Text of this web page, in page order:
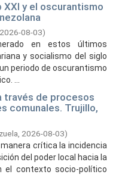
y el oscurantismo
2026-08-03)
en estos últimos
y socialismo del siglo
periodo de oscurantismo
...
través de procesos
comunales. Trujillo,
2026-08-03)
crítica la incidencia
del poder local hacia la
el contexto socio-político